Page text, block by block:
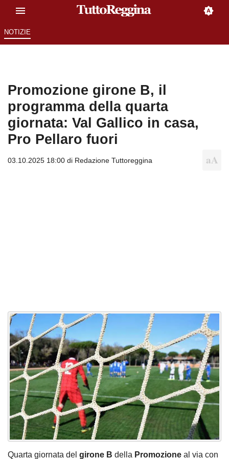
NOTIZIE
Promozione girone B, il
programma della quarta
giornata: Val Gallico in casa,
Pro Pellaro fuori
03.10.2025 18:00 di Redazione Tuttoreggina
Quarta giornata del girone B della Promozione al via con